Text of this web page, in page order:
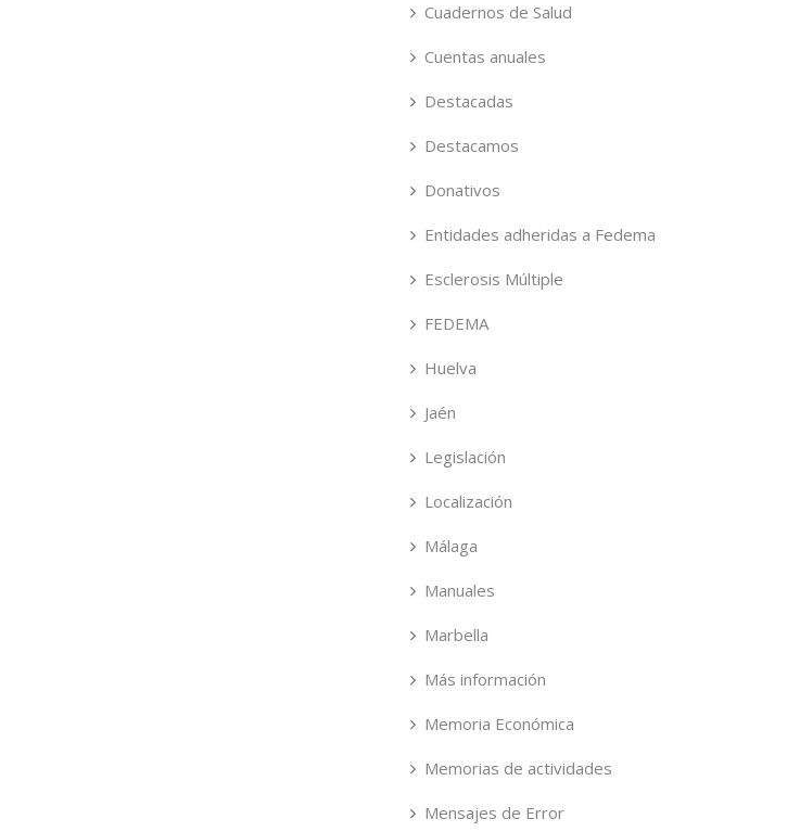
Cuadernos de Salud
Cuentas anuales
Destacadas
Destacamos
Donativos
Entidades adheridas a Fedema
Esclerosis Múltiple
FEDEMA
Huelva
Jaén
Legislación
Localización
Málaga
Manuales
Marbella
Más información
Memoria Económica
Memorias de actividades
Mensajes de Error